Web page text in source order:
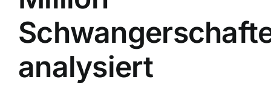
analysiert